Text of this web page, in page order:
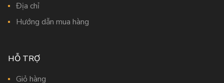
Địa chỉ
Hướng dẫn mua hàng
HỖ TRỢ
Giỏ hàng